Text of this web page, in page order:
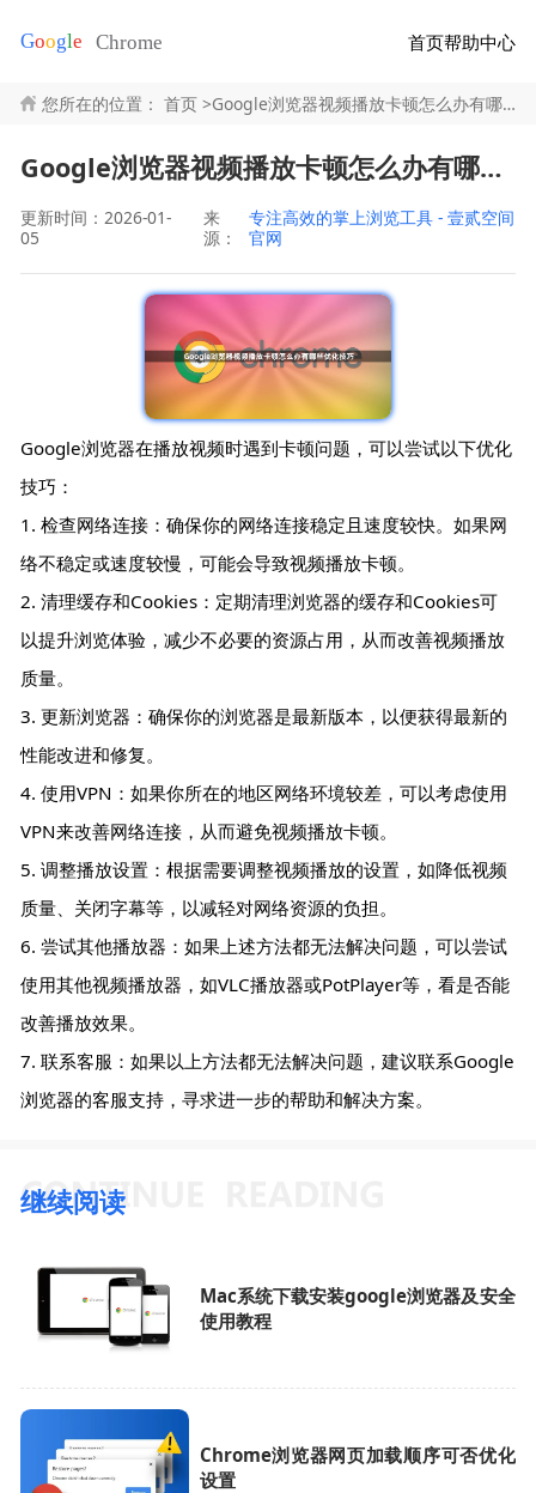
首页帮助中心
您所在的位置： 首页 >Google浏览器视频播放卡顿怎么办有哪些优化技巧
Google浏览器视频播放卡顿怎么办有哪些优化技巧
更新时间：2026-01-
05
来
源：
专注高效的掌上浏览工具 - 壹贰空间
官网
Google浏览器在播放视频时遇到卡顿问题，可以尝试以下优化
技巧：
1. 检查网络连接：确保你的网络连接稳定且速度较快。如果网
络不稳定或速度较慢，可能会导致视频播放卡顿。
2. 清理缓存和Cookies：定期清理浏览器的缓存和Cookies可
以提升浏览体验，减少不必要的资源占用，从而改善视频播放
质量。
3. 更新浏览器：确保你的浏览器是最新版本，以便获得最新的
性能改进和修复。
4. 使用VPN：如果你所在的地区网络环境较差，可以考虑使用
VPN来改善网络连接，从而避免视频播放卡顿。
5. 调整播放设置：根据需要调整视频播放的设置，如降低视频
质量、关闭字幕等，以减轻对网络资源的负担。
6. 尝试其他播放器：如果上述方法都无法解决问题，可以尝试
使用其他视频播放器，如VLC播放器或PotPlayer等，看是否能
改善播放效果。
7. 联系客服：如果以上方法都无法解决问题，建议联系Google
浏览器的客服支持，寻求进一步的帮助和解决方案。
继续阅读
Mac系统下载安装google浏览器及安全
使用教程
Chrome浏览器网页加载顺序可否优化
设置